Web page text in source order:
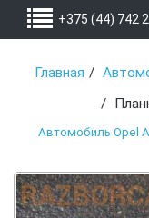
+375 (44) 742
Главная
Автомобиль Opel